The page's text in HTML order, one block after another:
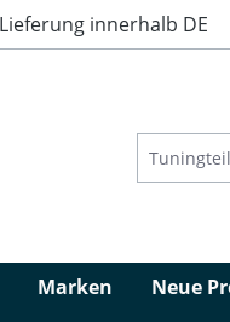
innerhalb DE
Marken Neue